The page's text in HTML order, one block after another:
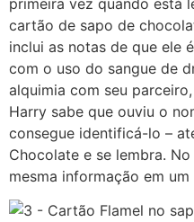
cartão de sapo de
inclui as notas de que ele
com o uso do sangue de
alquimia com seu
Harry sabe que ouviu o
consegue identificá-lo –
Chocolate e se lembra.
mesma informação em um